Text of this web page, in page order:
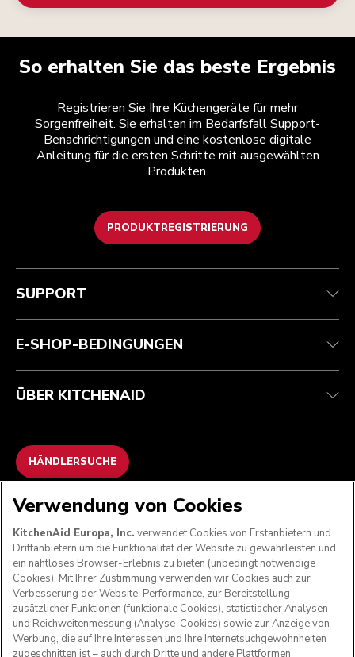
So erhalten Sie das beste Ergebnis
Registrieren Sie Ihre Küchengeräte für mehr
Sorgenfreiheit. Sie erhalten im Bedarfsfall Support-
Benachrichtigungen und eine kostenlose digitale
Anleitung für die ersten Schritte mit ausgewählten
Produkten.
PRODUKTREGISTRIERUNG
Kundenservice
Garantie und Dokumente
Kontaktieren Sie uns.
Teilnahmebedingungen
Rückgaben und Erstattungen
Impressum
ODR
Die Marke
Händlersuche
SUPPORT
E-SHOP-BEDINGUNGEN
ÜBER KITCHENAID
HÄNDLERSUCHE
WIR AKZEPTIEREN
FOLGEN SIE UNS
Verwendung von Cookies
KitchenAid Europa, Inc. verwendet Cookies von Erstanbietern und
Drittanbietern um die Funktionalität der Website zu gewährleisten und
ein nahtloses Browser-Erlebnis zu bieten (unbedingt notwendige
Cookies). Mit Ihrer Zustimmung verwenden wir Cookies auch zur
Verbesserung der Website-Performance, zur Bereitstellung
zusätzlicher Funktionen (funktionale Cookies), statistischer Analysen
und Reichweitenmessung (Analyse-Cookies) sowie zur Anzeige von
Werbung, die auf Ihre Interessen und Ihre Internetsuchgewohnheiten